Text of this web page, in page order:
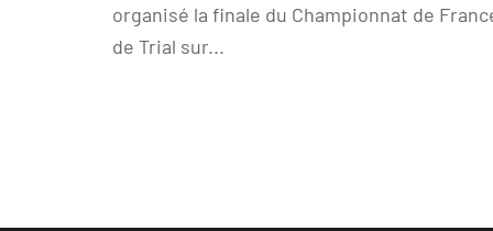
organisé la finale du Championnat de
de Trial sur...